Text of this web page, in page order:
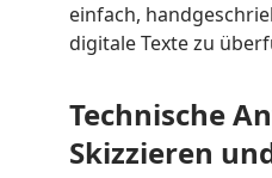
einfach,
digitale Texte zu
Technische
Skizzieren